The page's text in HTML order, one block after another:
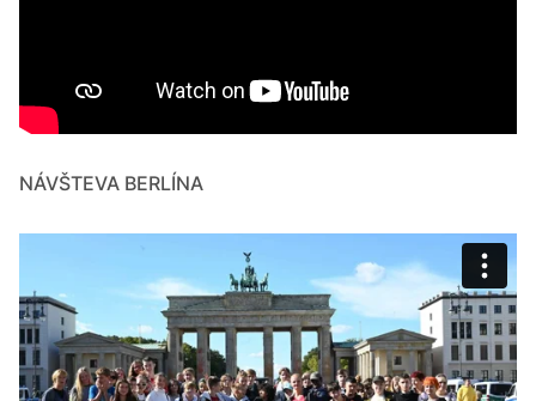
NÁVŠTEVA BERLÍNA